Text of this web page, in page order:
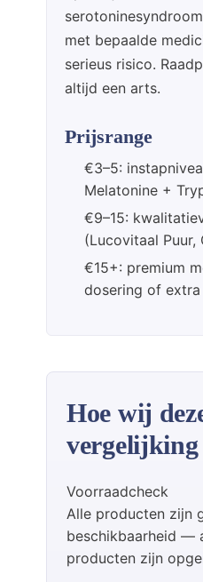
met bepaalde
serieus risico.
altijd een arts.
Prijsrange
€3–5:
Melatonine +
€9–15:
(Lucovitaal Puur,
€15+: premium
dosering of
Hoe wij
vergelijking
Voorraadcheck
Alle producten zijn
beschikbaarheid —
producten zijn